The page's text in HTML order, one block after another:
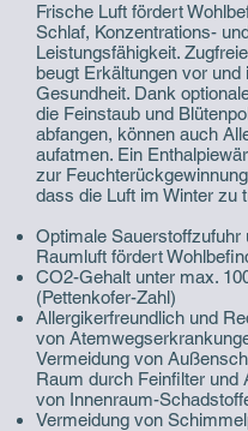
Frische Luft fördert
Schlaf, Konzentrations-
Leistungsfähigkeit.
beugt Erkältungen vor und
Gesundheit. Dank
die Feinstaub und
abfangen, können auch
aufatmen. Ein
zur
dass die Luft im Winter zu
Optimale Sauerstoffzufuhr
Raumluft fördert
CO2-Gehalt unter max.
(Pettenkofer-Zahl)
Allergikerfreundlich und
von
Vermeidung von
Raum durch Feinfilter und
von Innenraum-
Vermeidung von